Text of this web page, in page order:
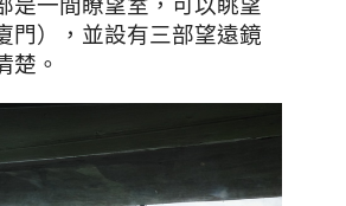
門）
，並設有三部望遠鏡
楚。